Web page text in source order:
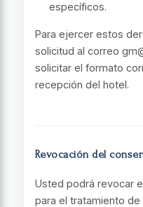
específicos.
Para ejercer estos
solicitud al correo
solicitar el formato
recepción del hotel.
Revocación del
Usted podrá revocar
para el tratamiento de